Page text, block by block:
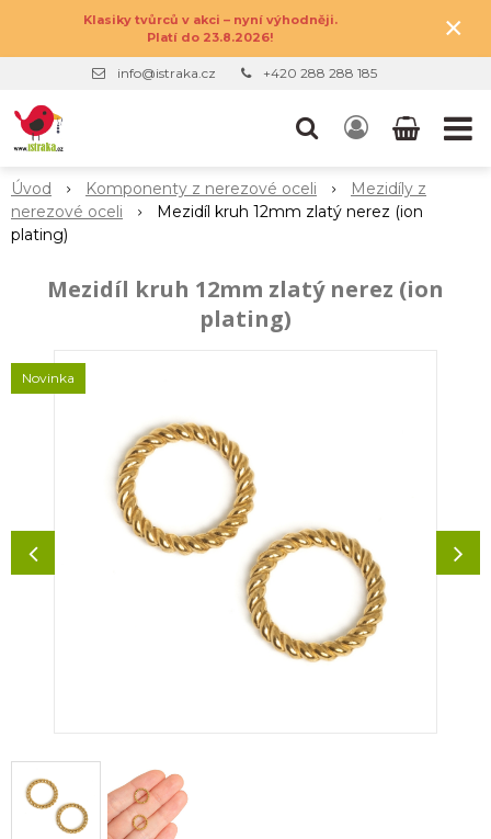
Klasiky tvůrců v akci – nyní výhodněji.
Platí do 23.8.2026!
×
info@istraka.cz +420 288 288 185
Úvod Komponenty z nerezové oceli
Mezidíly z
nerezové oceli
Mezidíl kruh 12mm zlatý nerez (ion
plating)
Mezidíl kruh 12mm zlatý nerez (ion
plating)
Novinka